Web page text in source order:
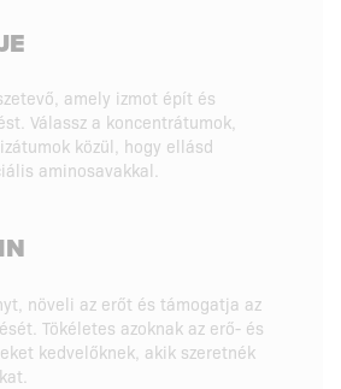
amely izmot épít és
Válassz a koncentrátumok,
közül, hogy ellásd
aminosavakkal.
növeli az erőt és támogatja az
Tökéletes azoknak az erő- és
kedvelőknek, akik szeretnék